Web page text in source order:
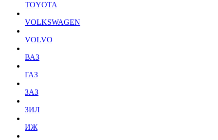
TOYOTA
VOLKSWAGEN
VOLVO
ВАЗ
ГАЗ
ЗАЗ
ЗИЛ
ИЖ